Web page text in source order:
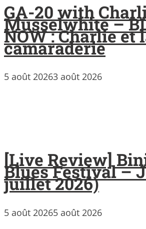
GA-20 with
Musselwhite –
NOW : Charlie et
camaraderie
5 août 20263 août 2026
[Live Review]
Blues Festival –
juillet 2026)
5 août 20265 août 2026